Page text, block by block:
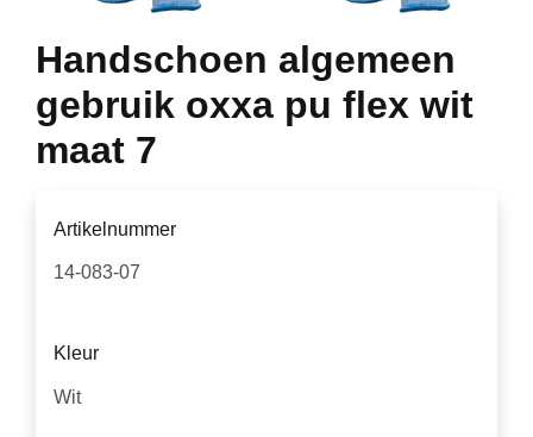
Handschoen algemeen
gebruik oxxa pu flex wit
maat 7
Artikelnummer
Kleur